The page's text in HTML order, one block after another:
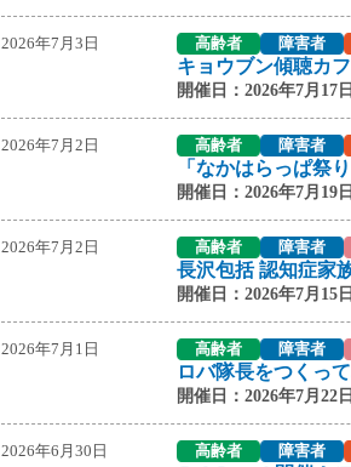
2026年7月3日 高齢者 障害者
キョウブン傾聴カ
開催日：2026年7月17
2026年7月2日 高齢者 障害者
「なかはらっぱ祭
開催日：2026年7月19
2026年7月2日 高齢者 障害者
長沢包括 認知症家
開催日：2026年7月15
2026年7月1日 高齢者 障害者
ロバ隊長をつくっ
開催日：2026年7月22
2026年6月30日 高齢者 障害者